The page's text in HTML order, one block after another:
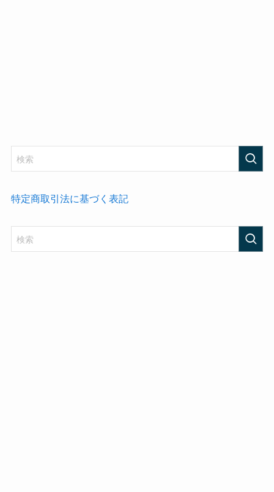
特定商取引法に基づく表記